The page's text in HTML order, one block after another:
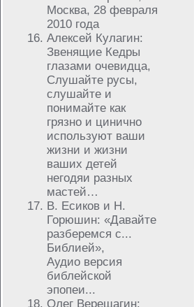
Москва, 28 февраля
2010 года
Алексей Кулагин:
Звенящие Кедры
глазами очевидца,
Слушайте русы,
слушайте и
понимайте как
грязно и цинично
используют ваши
жизни и жизни
ваших детей
негодяи разных
мастей…
В. Есиков и Н.
Горюшин: «Давайте
разберемся с...
Библией»,
Аудио версия
библейской
эпопеи...
Олег Верещагин: